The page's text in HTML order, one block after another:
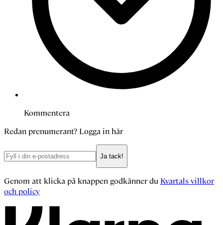
Kommentera
Redan prenumerant? Logga in här
Ja tack!
Genom att klicka på knappen godkänner du Kvartals villkor
och policy